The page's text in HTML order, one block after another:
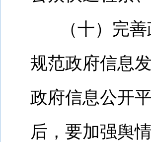
（十）完
规范政府信息
政府信息公开
后， 要加强舆